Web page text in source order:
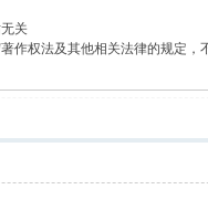
关
权法及其他相关法律的规定，